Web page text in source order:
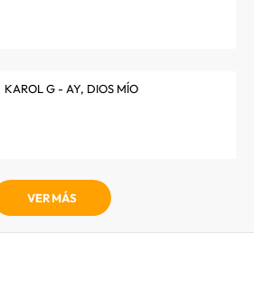
KAROL G - AY, DIOS MÍO
VER MÁS